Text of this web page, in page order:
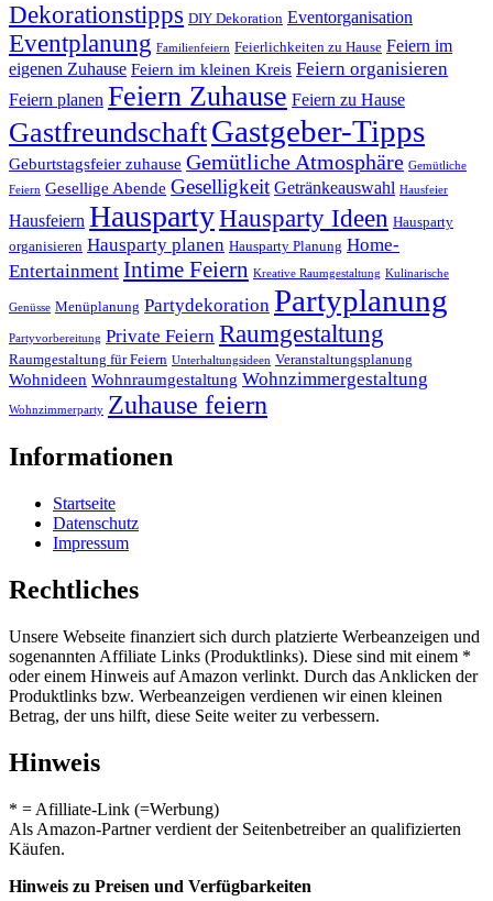
Dekorationstipps DIY Dekoration Eventorganisation
Eventplanung Familienfeiern Feierlichkeiten zu Hause Feiern im
eigenen Zuhause Feiern im kleinen Kreis Feiern organisieren
Feiern planen Feiern Zuhause Feiern zu Hause
GastfreundschaftGastgeber-Tipps
Geburtstagsfeier zuhause Gemütliche Atmosphäre Gemütliche
Feiern Gesellige Abende Geselligkeit Getränkeauswahl Hausfeier
Hausfeiern HauspartyHausparty Ideen Hausparty
organisieren Hausparty planen Hausparty Planung Home-
Entertainment Intime Feiern Kreative Raumgestaltung Kulinarische
Genüsse Menüplanung Partydekoration Partyplanung
Partyvorbereitung Private Feiern Raumgestaltung
Raumgestaltung für Feiern Unterhaltungsideen Veranstaltungsplanung
Wohnideen Wohnraumgestaltung Wohnzimmergestaltung
Wohnzimmerparty Zuhause feiern
Informationen
Startseite
Datenschutz
Impressum
Rechtliches
Unsere Webseite finanziert sich durch platzierte Werbeanzeigen und
sogenannten Affiliate Links (Produktlinks). Diese sind mit einem *
oder einem Hinweis auf Amazon verlinkt. Durch das Anklicken der
Produktlinks bzw. Werbeanzeigen verdienen wir einen kleinen
Betrag, der uns hilft, diese Seite weiter zu verbessern.
Hinweis
* = Afilliate-Link (=Werbung)
Als Amazon-Partner verdient der Seitenbetreiber an qualifizierten
Käufen.
Hinweis zu Preisen und Verfügbarkeiten